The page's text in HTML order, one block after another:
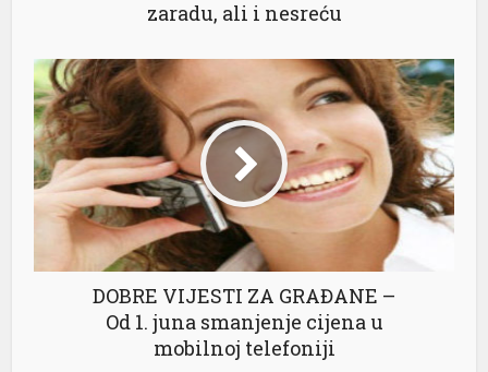
zaradu, ali i nesreću
DOBRE VIJESTI ZA GRAĐANE –
Od 1. juna smanjenje cijena u
mobilnoj telefoniji